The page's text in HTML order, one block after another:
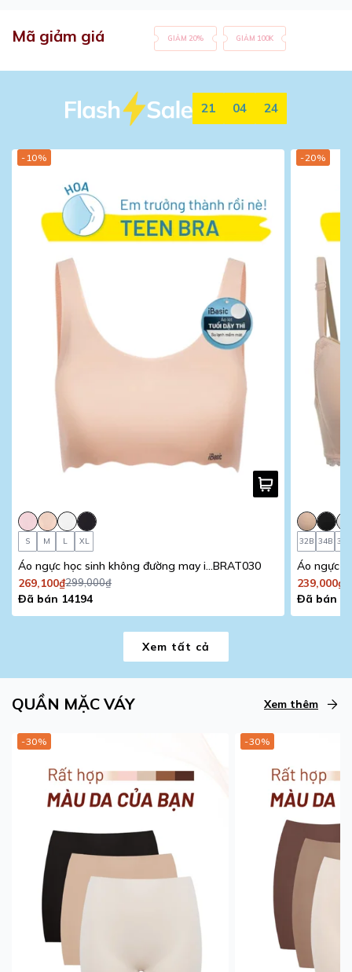
Mã giảm giá GIẢM 20% GIẢM 100K
21 04 23
-10%
S M L XL
Áo ngực học sinh không đường may iBasic mút mỏngBRAT030
269,100₫299,000₫
Đã bán 14194
-20%
32B 34B 36B
239,000₫
Đã bán
Xem tất cả
QUẦN MẶC VÁY Xem thêm
-30% -30%